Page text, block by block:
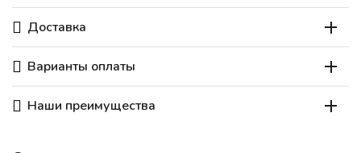
Доставка
Варианты оплаты
Наши преимущества